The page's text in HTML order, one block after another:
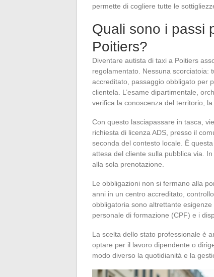
permette di cogliere tutte le
Quali sono i passi
Poitiers?
Diventare autista di taxi a Poitiers
regolamentato. Nessuna scorciatoia:
accreditato, passaggio obbligato per
clientela. L’esame dipartimentale,
verifica la conoscenza del territorio,
Con questo lasciapassare in tasca,
richiesta di licenza ADS, presso il
seconda del contesto locale. È
attesa del cliente sulla pubblica via.
alla sola prenotazione.
Le obbligazioni non si fermano alla
anni in un centro accreditato,
obbligatoria sono altrettante
personale di formazione (CPF) e i
La scelta dello stato professionale è
optare per il lavoro dipendente o
modo diverso la quotidianità e la